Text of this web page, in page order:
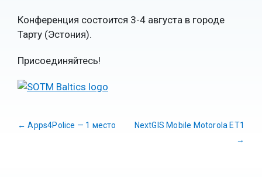
Конференция состоится 3-4 августа в городе
Тарту (Эстония).
Присоединяйтесь!
← Apps4Police — 1 место
NextGIS Mobile Motorola ET1
→